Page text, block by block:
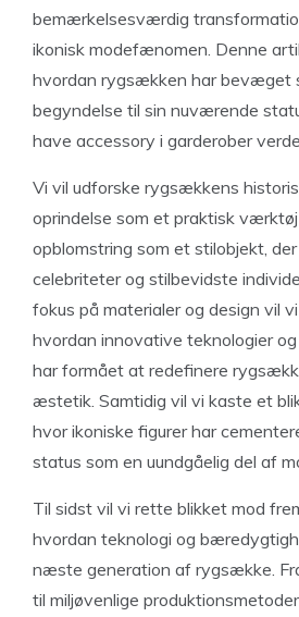
bemærkelsesværdig
ikonisk modefænomen. Denne
hvordan rygsækken har bevæget
begyndelse til sin nuværende
have accessory i garderober
Vi vil udforske rygsækkens
oprindelse som et praktisk
opblomstring som et stilobjekt,
celebriteter og stilbevidste
fokus på materialer og design vil vi
hvordan innovative teknologier
har formået at redefinere
æstetik. Samtidig vil vi kaste et
hvor ikoniske figurer har
status som en uundgåelig del af
Til sidst vil vi rette blikket mod
hvordan teknologi og
næste generation af rygsække.
til miljøvenlige